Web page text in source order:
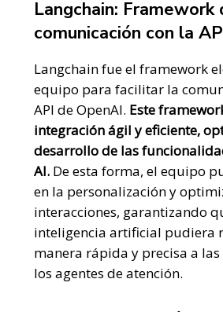
Langchain: Framework
comunicación con la
Langchain fue el framework
equipo para facilitar la
API de OpenAI. Este
integración ágil y eficiente,
desarrollo de las
AI. De esta forma, el equipo
en la personalización y
interacciones, garantizando
inteligencia artificial pudiera
manera rápida y precisa a
los agentes de atención.